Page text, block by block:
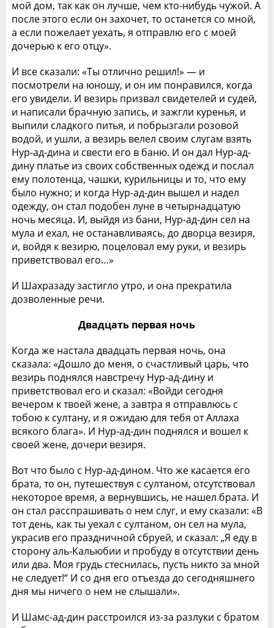
мой дом, так как он лучше, чем кто-нибудь чужой. А
после этого если он захочет, то останется со мной,
а если пожелает уехать, я отправлю его с моей
дочерью к его отцу».
И все сказали: «Ты отлично решил!» — и
посмотрели на юношу, и он им понравился, когда
его увидели. И везирь призвал свидетелей и судей,
и написали брачную запись, и зажгли куренья, и
выпили сладкого питья, и побрызгали розовой
водой, и ушли, а везирь велел своим слугам взять
Нур-ад-дина и свести его в баню. И он дал Нур-ад-
дину платье из своих собственных одежд и послал
ему полотенца, чашки, курильницы и то, что ему
было нужно; и когда Нур-ад-дин вышел и надел
одежду, он стал подобен луне в четырнадцатую
ночь месяца. И, выйдя из бани, Нур-ад-дин сел на
мула и ехал, не останавливаясь, до дворца везиря,
и, войдя к везирю, поцеловал ему руки, и везирь
приветствовал его…»
И Шахразаду застигло утро, и она прекратила
дозволенные речи.
Двадцать первая ночь
Когда же настала двадцать первая ночь, она
сказала: «Дошло до меня, о счастливый царь, что
везирь поднялся навстречу Нур-ад-дину и
приветствовал его и сказал: «Войди сегодня
вечером к твоей жене, а завтра я отправлюсь с
тобою к султану, и я ожидаю для тебя от Аллаха
всякого блага». И Нур-ад-дин поднялся и вошел к
своей жене, дочери везиря.
Вот что было с Нур-ад-дином. Что же касается его
брата, то он, путешествуя с султаном, отсутствовал
некоторое время, а вернувшись, не нашел брата. И
он стал расспрашивать о нем слуг, и ему сказали: «В
тот день, как ты уехал с султаном, он сел на мула,
украсив его праздничной сбруей, и сказал: „Я еду в
сторону аль-Кальюбии и пробуду в отсутствии день
или два. Моя грудь стеснилась, пусть никто за мной
не следует!“ И со дня его отъезда до сегодняшнего
дня мы ничего о нем не слышали».
И Шамс-ад-дин расстроился из-за разлуки с братом